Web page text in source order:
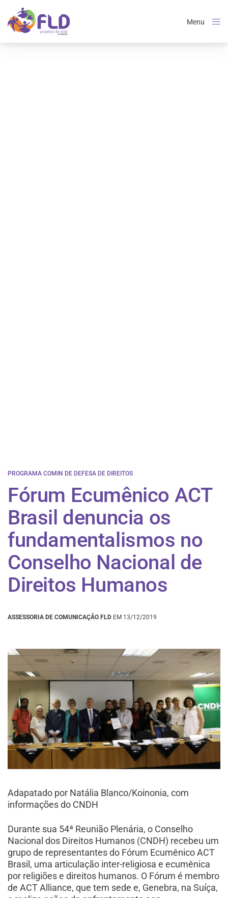
Menu
PROGRAMA COMIN DE DEFESA DE DIREITOS
Fórum Ecumênico ACT
Brasil denuncia os
fundamentalismos no
Conselho Nacional de
Direitos Humanos
ASSESSORIA DE COMUNICAÇÃO FLD EM 13/12/2019
Adapatado por Natália Blanco/Koinonia, com
informações do CNDH
Durante sua 54ª Reunião Plenária, o Conselho
Nacional dos Direitos Humanos (CNDH) recebeu um
grupo de representantes do Fórum Ecumênico ACT
Brasil, uma articulação inter-religiosa e ecumênica
por religiões e direitos humanos. O Fórum é membro
de ACT Alliance, que tem sede e, Genebra, na Suíça,